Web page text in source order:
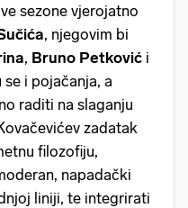
sezone vjerojatno
, njegovim bi
, Bruno Petković i
i pojačanja, a
raditi na slaganju
zadatak
filozofiju,
napadački
liniji, te integrirati